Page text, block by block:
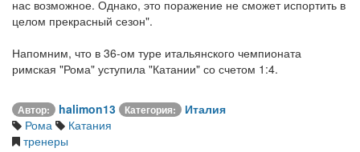
нас возможное. Однако, это поражение не сможет испортить в
целом прекрасный сезон".
Напомним, что в 36-ом туре итальянского чемпионата
римская "Рома" уступила "Катании" со счетом 1:4.
Автор: halimon13 Категория:
Италия
Рома
Катания
тренеры